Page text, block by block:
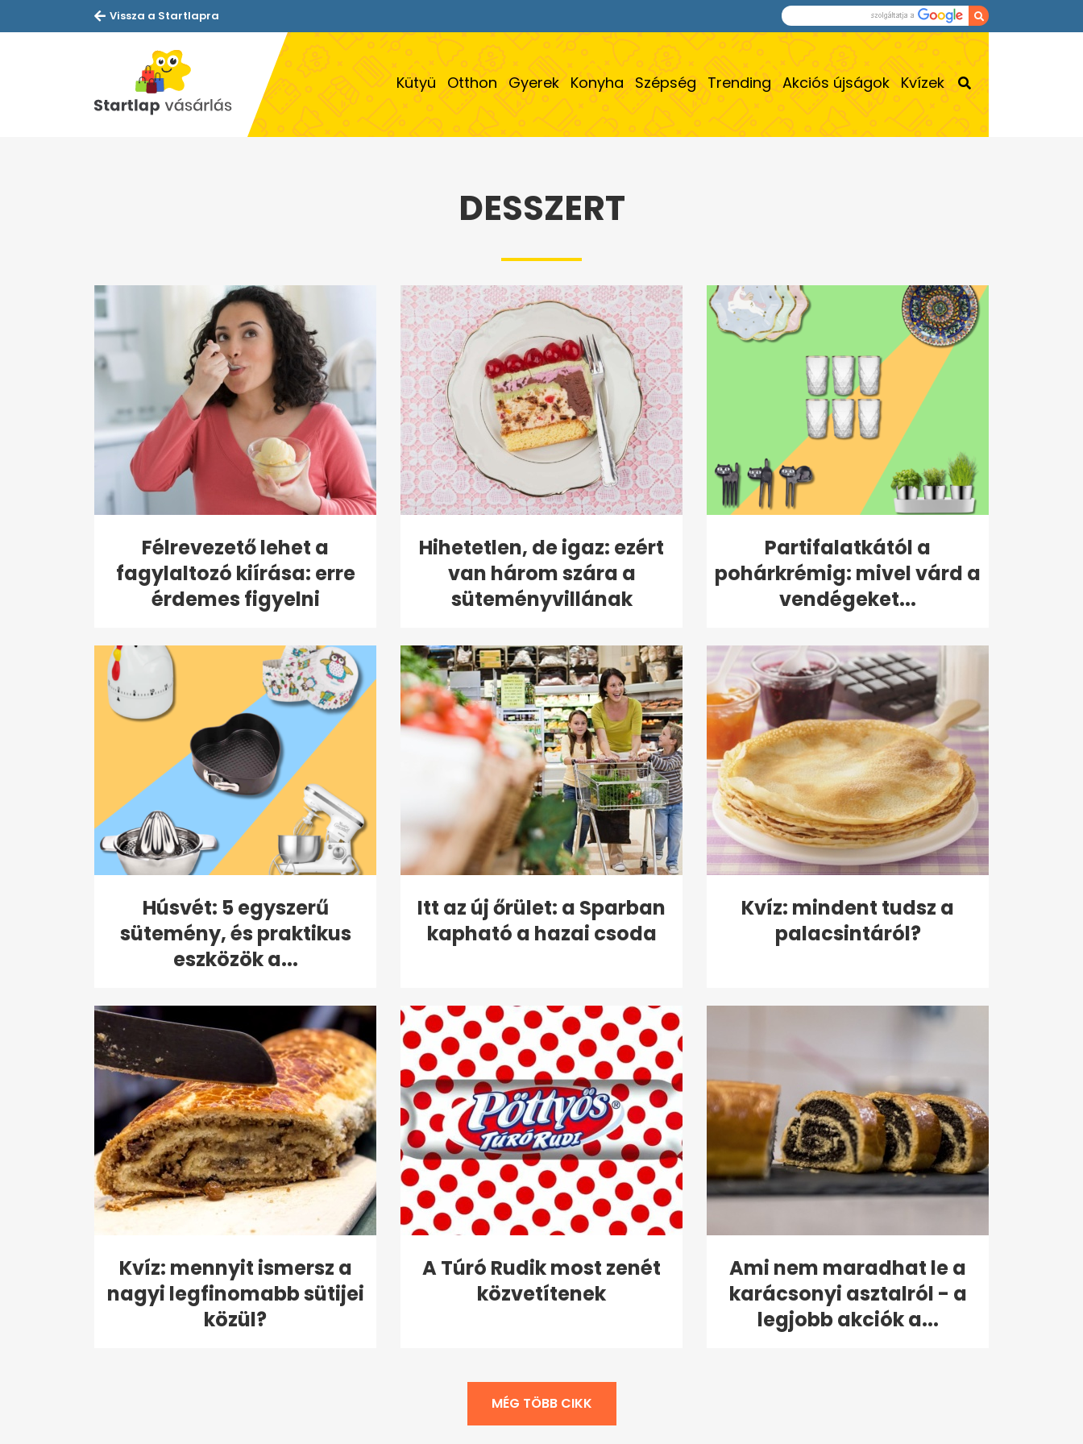
Vissza a Startlapra
Kütyü Otthon Gyerek Konyha Szépség Trending Akciós újságok Kvízek
DESSZERT
Félrevezető lehet a
fagylaltozó kiírása: erre
érdemes figyelni
Hihetetlen, de igaz: ezért
van három szára a
süteményvillának
Partifalatkától a
pohárkrémig: mivel várd a
vendégeket...
Húsvét: 5 egyszerű
sütemény, és praktikus
eszközök a...
Itt az új őrület: a Sparban
kapható a hazai csoda
Kvíz: mindent tudsz a
palacsintáról?
Kvíz: mennyit ismersz a
nagyi legfinomabb sütijei
közül?
A Túró Rudik most zenét
közvetítenek
Ami nem maradhat le a
karácsonyi asztalról - a
legjobb akciók a...
MÉG TÖBB CIKK